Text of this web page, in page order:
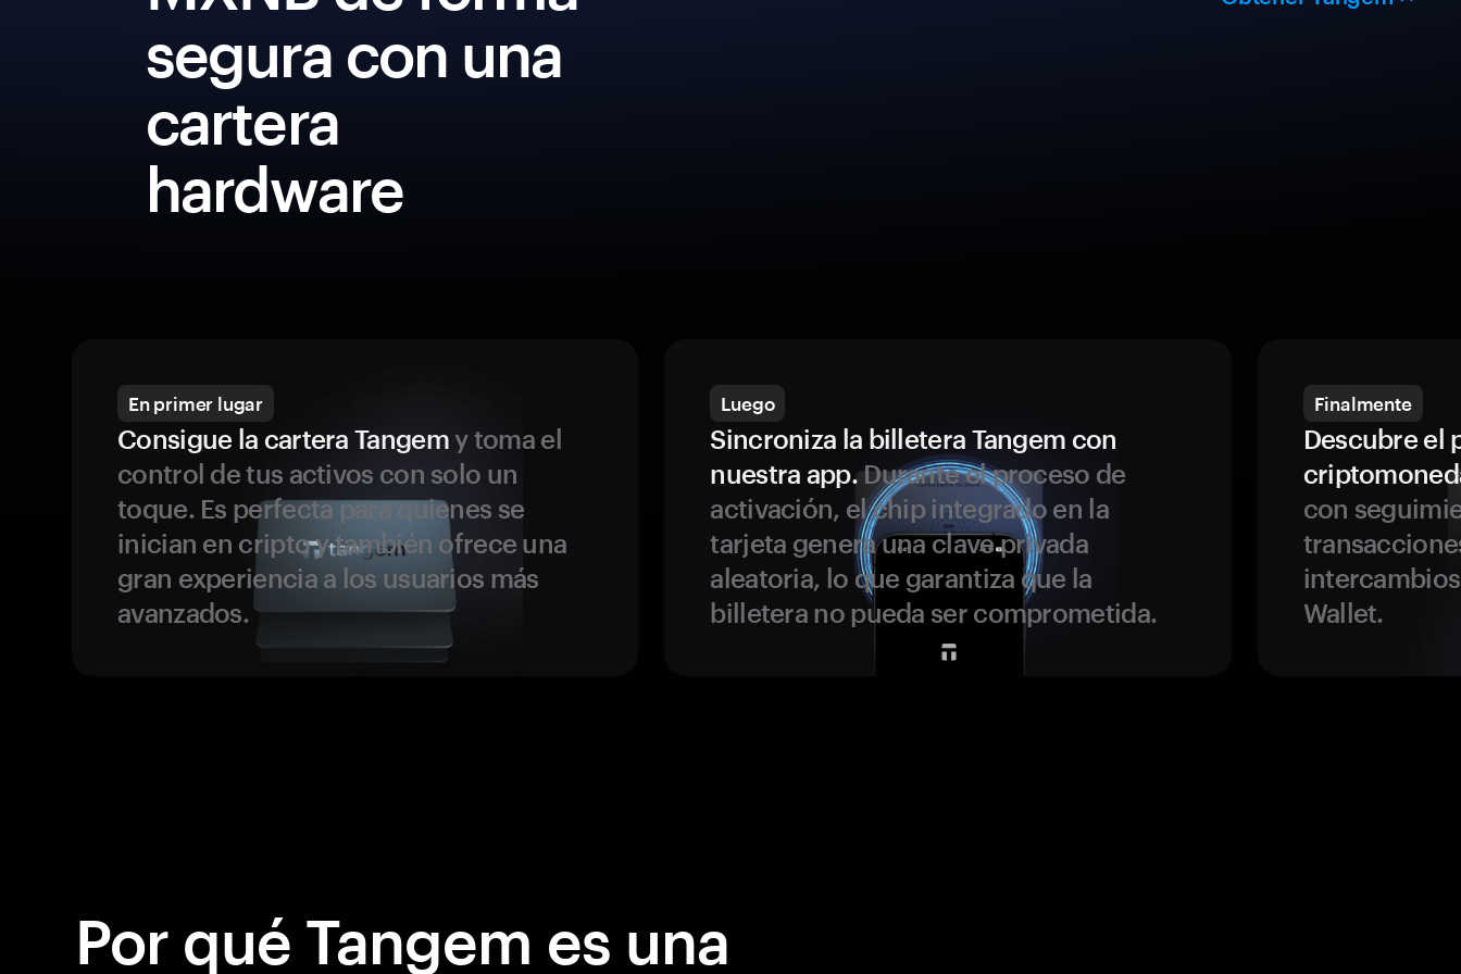
segura con una
cartera
hardware
En primer lugar
Consigue la cartera Tangemy toma el
control de tus activos con solo un
toque. Es perfecta para quienes se
inician en cripto y también ofrece una
gran experiencia a los usuarios más
avanzados.
Luego
Sincroniza la billetera Tangem con
nuestra app.Durante el proceso de
activación, el chip integrado en la
tarjeta genera una clave privada
aleatoria, lo que garantiza que la
billetera no pueda ser comprometida.
Finalmente
Descubre el
con
Wallet.
Por qué Tangem es una